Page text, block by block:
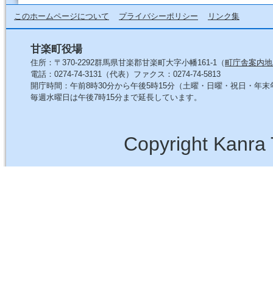
このホームページについて プライバシーポリシー リンク集
甘楽町役場
住所：〒370-2292群馬県甘楽郡甘楽町大字小幡161-1（町庁舎案内
電話：0274-74-3131（代表）ファクス：0274-74-5813
開庁時間：午前8時30分から午後5時15分（土曜・日曜・祝日・年末
毎週水曜日は午後7時15分まで延長しています。
Copyright Kanra